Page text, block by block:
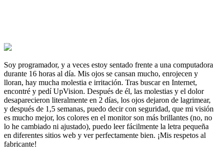
Soy programador, y a veces estoy sentado frente a una computadora
durante 16 horas al día. Mis ojos se cansan mucho, enrojecen y
lloran, hay mucha molestia e irritación. Tras buscar en Internet,
encontré y pedí UpVision. Después de él, las molestias y el dolor
desaparecieron literalmente en 2 días, los ojos dejaron de lagrimear,
y después de 1,5 semanas, puedo decir con seguridad, que mi visión
es mucho mejor, los colores en el monitor son más brillantes (no, no
lo he cambiado ni ajustado), puedo leer fácilmente la letra pequeña
en diferentes sitios web y ver perfectamente bien. ¡Mis respetos al
fabricante!